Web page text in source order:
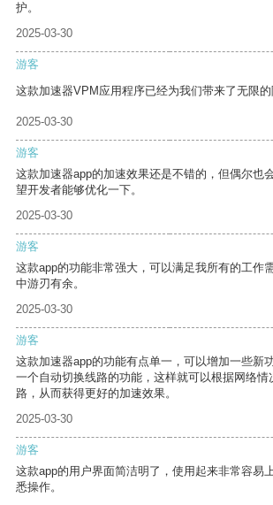
护。
2025-03-30
游客
这款加速器VPM应用程序已经为我们带来了无限的
2025-03-30
游客
这款加速器app的加速效果还是不错的，但偶尔也
望开发者能够优化一下。
2025-03-30
游客
这款app的功能非常强大，可以满足我所有的工作
中游刃有余。
2025-03-30
游客
这款加速器app的功能有点单一，可以增加一些新
一个自动切换线路的功能，这样就可以根据网络情
路，从而获得更好的加速效果。
2025-03-30
游客
这款app的用户界面简洁明了，使用起来非常容易
悉操作。